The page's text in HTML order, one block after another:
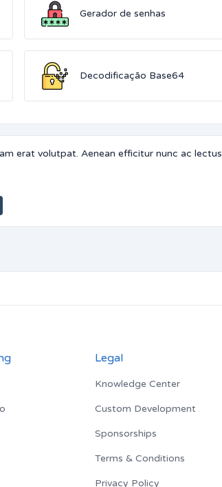
Gerador de senhas
Decodificação Base64
erat volutpat. Aenean efficitur nunc ac lectus
Legal
Knowledge Center
Custom Development
Sponsorships
Terms & Conditions
Privacy Policy